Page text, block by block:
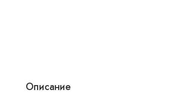
Описание